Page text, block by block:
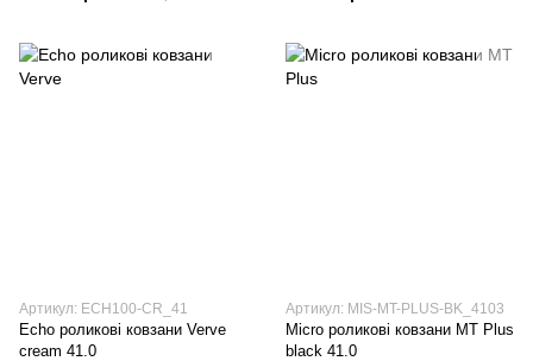
Артикул: ECH100-CR_41
Echo роликові ковзани Verve
cream 41.0
Артикул: MIS-MT-PLUS-BK_4103
Micro роликові ковзани MT Plus
black 41.0